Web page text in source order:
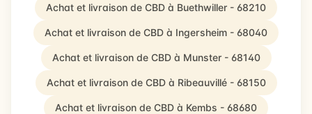
Achat et livraison de CBD à Buethwiller - 68210
Achat et livraison de CBD à Ingersheim - 68040
Achat et livraison de CBD à Munster - 68140
Achat et livraison de CBD à Ribeauvillé - 68150
Achat et livraison de CBD à Kembs - 68680